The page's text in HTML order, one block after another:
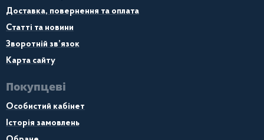
Доставка, повернення та оплата
Статті та новини
Зворотній зв’язок
Карта сайту
Покупцеві
Особистий кабінет
Історія замовлень